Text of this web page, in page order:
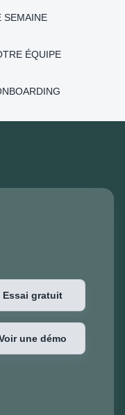
SEMAINE
ÉQUIPE
Essai gratuit
une démo